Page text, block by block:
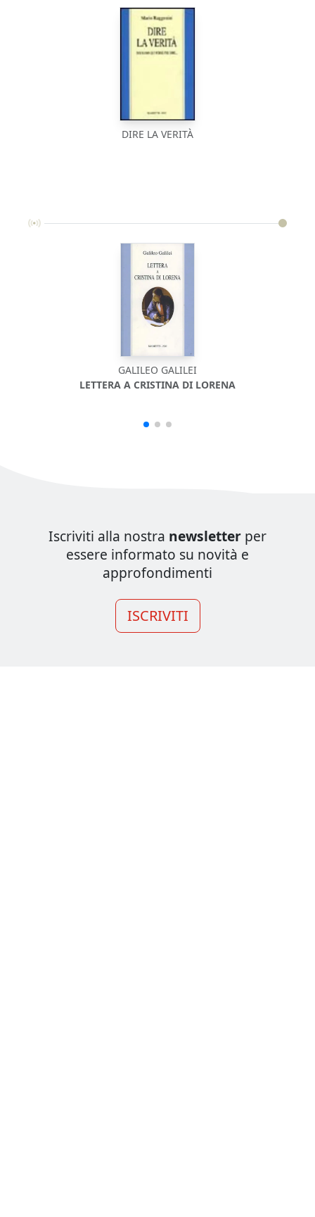
DIRE LA VERITÀ
GALILEO GALILEI
LETTERA A CRISTINA DI LORENA
Iscriviti alla nostra newsletter per
essere informato su novità e
approfondimenti
ISCRIVITI